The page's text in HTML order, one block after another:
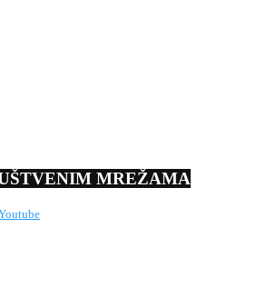
MREŽAMA